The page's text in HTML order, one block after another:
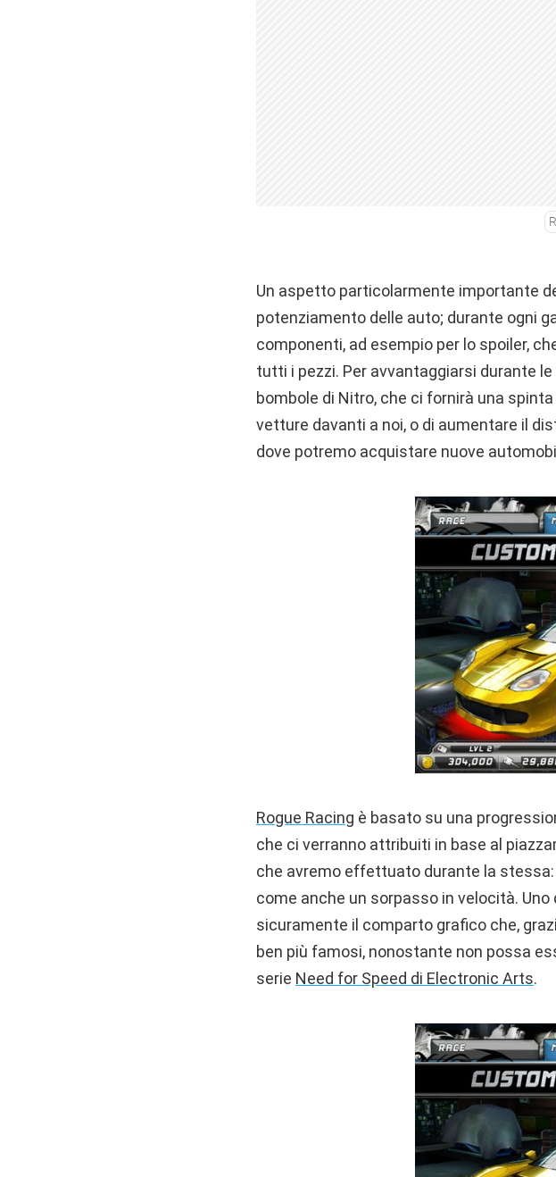
Un aspetto particolarmente importante
potenziamento delle auto; durante ogni
componenti, ad esempio per lo spoiler,
tutti i pezzi. Per avvantaggiarsi durante
bombole di Nitro, che ci fornirà una
vetture davanti a noi, o di aumentare il
dove potremo acquistare nuove
Rogue Racing è basato su una
che ci verranno attribuiti in base al
che avremo effettuato durante la stessa:
come anche un sorpasso in velocità.
sicuramente il comparto grafico che,
ben più famosi, nonostante non possa
serie Need for Speed di Electronic Arts.